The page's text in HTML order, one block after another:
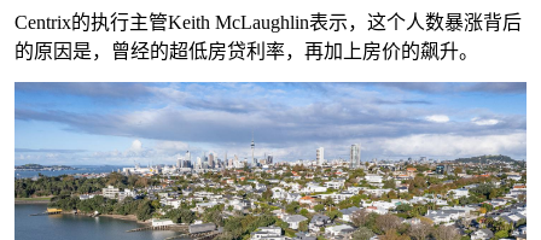
Centrix的执行主管Keith McLaughlin表示，这个人数暴涨背后
的原因是，曾经的超低房贷利率，再加上房价的飙升。